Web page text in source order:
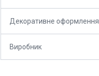
Декоративне оформлення
Виробник